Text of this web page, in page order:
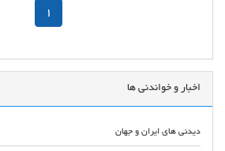
1
اخبار و خواندنی ها
دیدنی های ایران و جهان